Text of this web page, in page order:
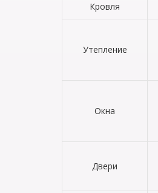
Кровля
Утепление
Окна
Двери